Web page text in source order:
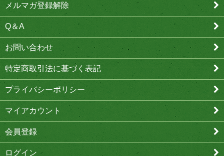
メルマガ登録解除
Q＆A
お問い合わせ
特定商取引法に基づく表記
プライバシーポリシー
マイアカウント
会員登録
ログイン